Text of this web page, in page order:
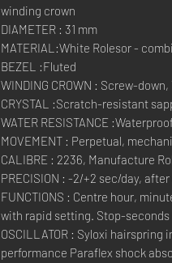
winding crown
DIAMETER : 31 mm
MATERIAL:White Rolesor -
BEZEL :Fluted
WINDING CROWN : Screw-
CRYSTAL :Scratch-resistant
WATER RESISTANCE
MOVEMENT : Perpetual,
CALIBRE : 2236, Manufacture
PRECISION : -2/+2 sec/day,
FUNCTIONS : Centre hour,
with rapid setting. Stop-
OSCILLATOR : Syloxi
performance Paraflex shock